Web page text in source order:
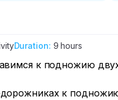
Duration: 9 hours
к подножию
к